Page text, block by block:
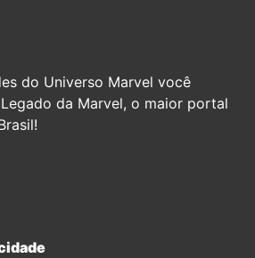
do Universo Marvel você
da Marvel, o maior portal